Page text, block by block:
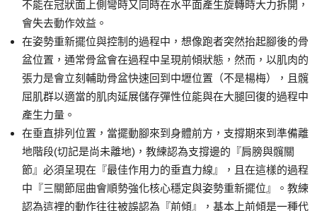
不能在冠狀面上側彎時又同時在水平面產生旋轉時大力拆開，
會失去動作效益。
在姿勢重新擺位與控制的過程中，想像跑者突然抬起腳後的骨
盆位置，通常骨盆會在過程中呈現前傾狀態，然而，以肌肉的
張力是會立刻輔助骨盆快速回到中壢位置（不是楊梅），且髖
屈肌群以適當的肌肉延展儲存彈性位能與在大腿回復的過程中
產生力量。
在垂直排列位置，當擺動腳來到身體前方，支撐期來到準備離
地階段(切記是尚未離地)，教練認為支撐邊的『肩膀與髖關
節』必須呈現在『最佳作用力的垂直力線』，且在這樣的過程
中『三關節屈曲會順勢強化核心穩定與姿勢重新擺位』。教練
認為這裡的動作往往被誤認為『前傾』，基本上前傾是一種代